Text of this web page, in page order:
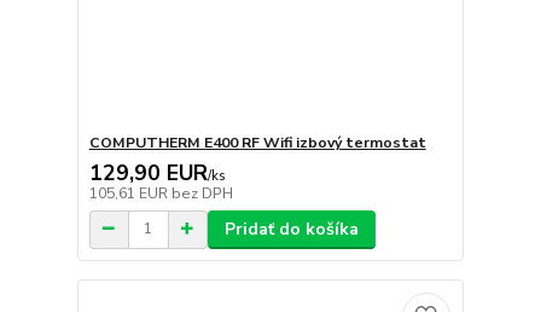
COMPUTHERM E400 RF Wifi izbový termostat
129,90 EUR/ks
105,61 EUR bez DPH
Pridať do košíka